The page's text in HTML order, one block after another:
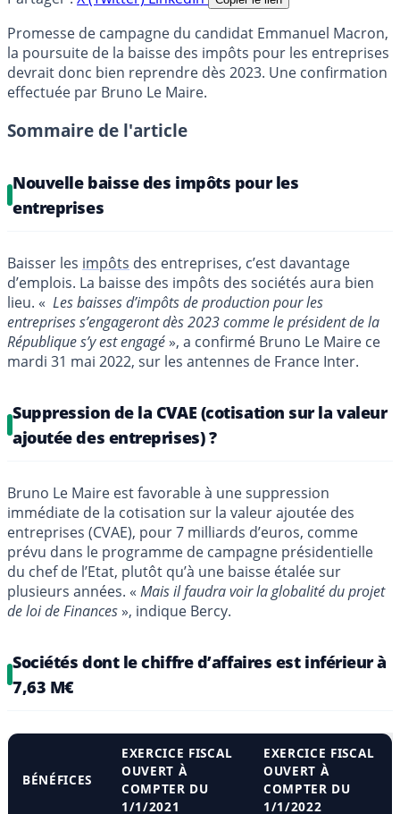
Promesse de campagne du candidat Emmanuel Macron,
la poursuite de la baisse des impôts pour les entreprises
devrait donc bien reprendre dès 2023. Une confirmation
effectuée par Bruno Le Maire.
Sommaire de l'article
Nouvelle baisse des impôts pour les
entreprises
Baisser les impôts des entreprises, c’est davantage
d’emplois. La baisse des impôts des sociétés aura bien
lieu. « Les baisses d’impôts de production pour les
entreprises s’engageront dès 2023 comme le président de la
République s’y est engagé», a confirmé Bruno Le Maire ce
mardi 31 mai 2022, sur les antennes de France Inter.
Suppression de la CVAE (cotisation sur la valeur
ajoutée des entreprises) ?
Bruno Le Maire est favorable à une suppression
immédiate de la cotisation sur la valeur ajoutée des
entreprises (CVAE), pour 7 milliards d’euros, comme
prévu dans le programme de campagne présidentielle
du chef de l’Etat, plutôt qu’à une baisse étalée sur
plusieurs années. « Mais il faudra voir la globalité du projet
de loi de Finances», indique Bercy.
Sociétés dont le chiffre d’affaires est inférieur à
7,63 M€
BÉNÉFICES
EXERCICE FISCAL
OUVERT À
COMPTER DU
1/1/2021
EXERCICE FISCAL
OUVERT À
COMPTER DU
1/1/2022